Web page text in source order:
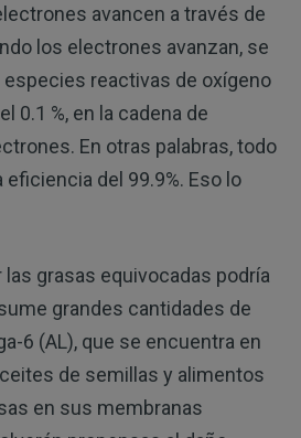
avancen a través de
los electrones avanzan, se
reactivas de oxígeno
0.1 %, en la cadena de
En otras palabras, todo
del 99.9%. Eso lo
grasas equivocadas podría
grandes cantidades de
6 (AL), que se encuentra en
de semillas y alimentos
en sus membranas